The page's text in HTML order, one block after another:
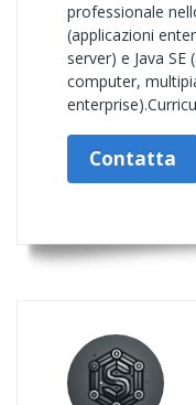
professionale
(applicazioni
server) e Java
computer,
Contatta